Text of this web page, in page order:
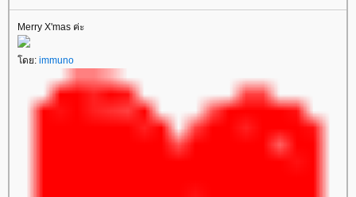
Merry X'mas ค่ะ
โดย: immuno